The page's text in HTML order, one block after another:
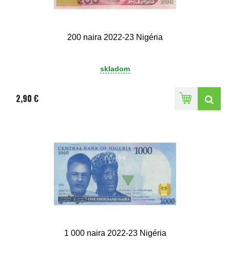
200 naira 2022-23 Nigéria
skladom
2,90 €
1 000 naira 2022-23 Nigéria